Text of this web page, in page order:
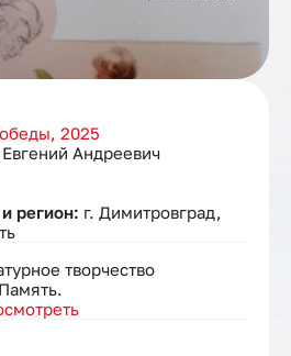
2025
Андреевич
регион: г. Димитровград,
творчество
Память.